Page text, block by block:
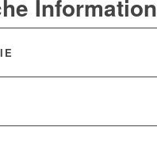
Information